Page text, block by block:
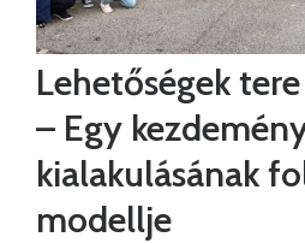
Lehetőségek
– Egy
kialakulásának
modellje